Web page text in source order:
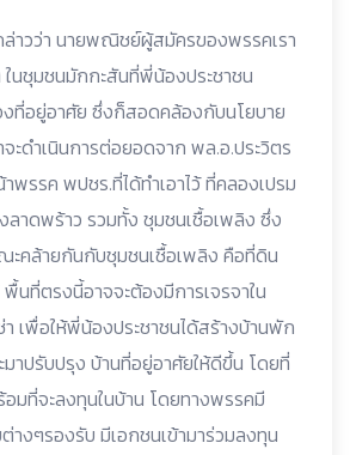
าวว่า นายพณิชย์ผู้สมัครของพรรคเรา
นชุมชนมักกะสันที่พี่น้องประชาชน
งที่อยู่อาศัย ซึ่งก็สอดคล้องกับนโยบาย
จะดำเนินการต่อยอดจาก พล.อ.ประวิตร
รรค พปชร.ที่ได้ทำเอาไว้ ที่คลองเปรม
ลาดพร้าว รวมทั้ง ชุมชนเชื้อเพลิง ซึ่ง
คล้ายกันกับชุมชนเชื้อเพลิง คือที่ดิน
นที่ตรงนี้อาจจะต้องมีการเจรจาใน
า เพื่อให้พี่น้องประชาชนได้สร้างบ้านพัก
าปรับปรุง บ้านที่อยู่อาศัยให้ดีขึ้น โดยที่
มที่จะลงทุนในบ้าน โดยทางพรรคมี
างๆรองรับ มีเอกชนเข้ามาร่วมลงทุน